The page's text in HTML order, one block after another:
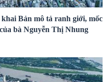
Bản mô tả ranh giới, mốc
bà Nguyễn Thị Nhung